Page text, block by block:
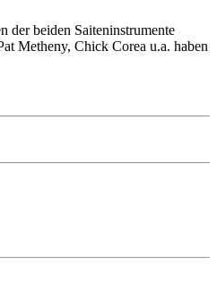
der beiden Saiteninstrumente
Metheny, Chick Corea u.a. haben